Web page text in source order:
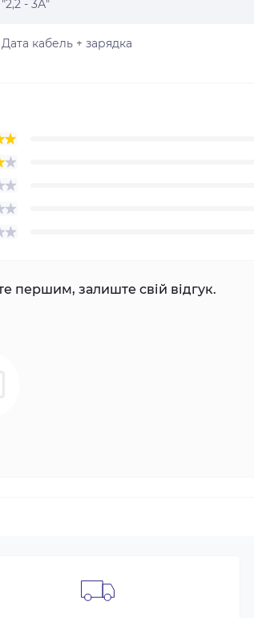
"2,2 - 3А"
Дата кабель + зарядка
першим, залиште свій відгук.